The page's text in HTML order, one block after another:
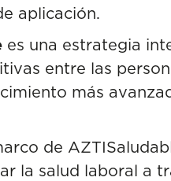
aplicación.
es una estrategia
entre las
más
de
la salud laboral a